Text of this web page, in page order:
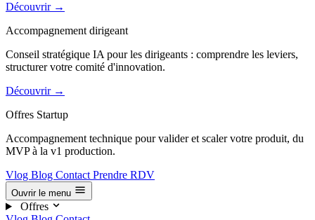
Découvrir →
Accompagnement dirigeant
Conseil stratégique IA pour les dirigeants : comprendre les leviers,
structurer votre comité d'innovation.
Découvrir →
Offres Startup
Accompagnement technique pour valider et scaler votre produit, du
MVP à la v1 production.
Vlog Blog Contact Prendre RDV
Ouvrir le menu
Offres